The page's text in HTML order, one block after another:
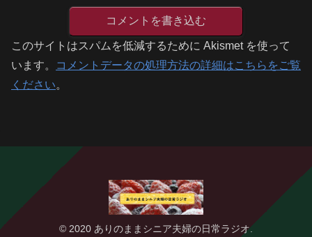
コメントを書き込む
このサイトはスパムを低減するために Akismet を使って
います。
コメントデータの処理方法の詳細はこちらをご覧
ください。
© 2020 ありのままシニア夫婦の日常ラジオ.